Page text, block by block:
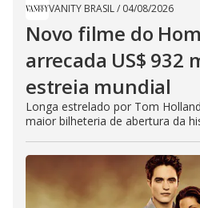
VANITY BRASIL/ 04/08/2026
Novo filme do
arrecada US$ 932
estreia mundial
Longa estrelado por Tom
maior bilheteria de abertura da